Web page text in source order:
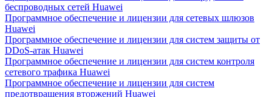
беспроводных сетей Huawei
Программное обеспечение и лицензии для сетевых шлюзов
Huawei
Программное обеспечение и лицензии для систем защиты от
DDoS-атак Huawei
Программное обеспечение и лицензии для систем контроля
сетевого трафика Huawei
Программное обеспечение и лицензии для систем
предотвращения вторжений Huawei